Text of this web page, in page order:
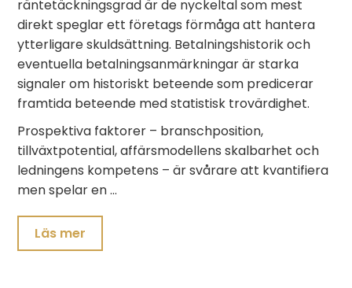
räntetäckningsgrad är de nyckeltal som mest
direkt speglar ett företags förmåga att hantera
ytterligare skuldsättning. Betalningshistorik och
eventuella betalningsanmärkningar är starka
signaler om historiskt beteende som predicerar
framtida beteende med statistisk trovärdighet.
Prospektiva faktorer – branschposition,
tillväxtpotential, affärsmodellens skalbarhet och
ledningens kompetens – är svårare att kvantifiera
men spelar en …
Läs mer